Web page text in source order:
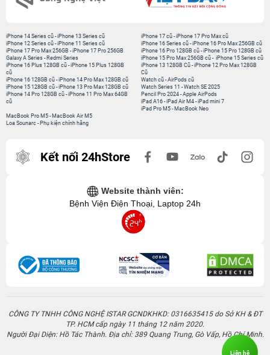
iPhone 14 Series cũ -iPhone 13 Series cũ
iPhone 12 Series cũ -iPhone 11 Series cũ
iPhone 17 Pro Max 256GB -iPhone 17 Pro 256GB
Galaxy A Series - Redmi Series
iPhone 17 cũ -iPhone 17 Pro Max cũ
iPhone 16 Series cũ - iPhone 16 Pro Max 256GB cũ
iPhone 16 Pro 128GB cũ -iPhone 15 Pro 128GB cũ
iPhone 15 Pro Max 256GB cũ - iPhone 15 Series cũ
iPhone 16 Plus 128GB cũ -iPhone 15 Plus 128GB
cũ
iPhone 16 128GB cũ -iPhone 14 Pro Max 128GB cũ
iPhone 15 128GB cũ -iPhone 13 Pro Max 128GB cũ
iPhone 14 Pro 128GB cũ -iPhone 11 Pro Max 64GB
cũ
iPhone 13 128GB Cũ -iPhone 12 Pro Max 128GB
Cũ
Watch cũ -AirPods cũ
Watch Series 11 -Watch SE 2025
Pencil Pro 2024 -Apple AirPods
iPad A16 -iPad Air M4 -iPad mini 7
iPad Pro M5 - MacBook Neo
MacBook Pro M5 - MacBook Air M5
Loa Sounarc - Phụ kiện chính hãng
Kết nối 24hStore
Website thành viên:
Bệnh Viện Điện Thoại, Laptop 24h
CÔNG TY TNHH CÔNG NGHỆ ISTAR GCNDKHKD: 0316635415 do Sở KH & ĐT
TP. HCM cấp ngày 11 tháng 12 năm 2020.
Người Đại Diện: Hồ Tác Thành. Địa chỉ: 389 Quang Trung, Gò Vấp, Hồ Chí Minh.
Liên hệ